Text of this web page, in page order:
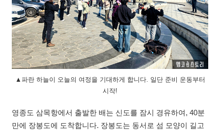
▲파란 하늘이 오늘의 여정을 기대하게 합니다. 일단 준비 운동부터
시작!
영종도 삼목항에서 출발한 배는 신도를 잠시 경유하여, 40분
만에 장봉도에 도착합니다. 장봉도는 동서로 섬 모양이 길고